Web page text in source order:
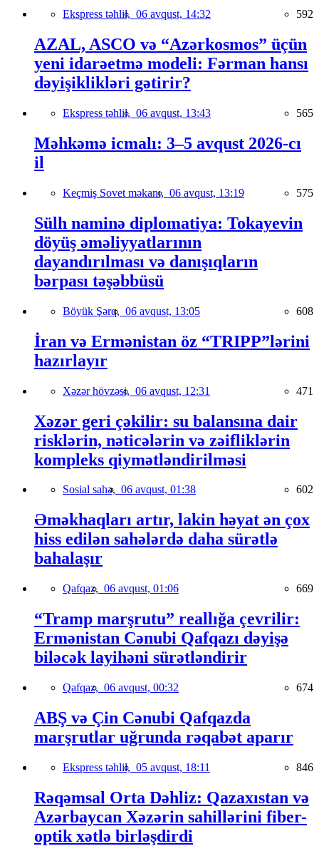
Ekspress təhlil, 06 avqust, 14:32 592
AZAL, ASCO və “Azərkosmos” üçün
yeni idarəetmə modeli: Fərman hansı
dəyişiklikləri gətirir?
Ekspress təhlil, 06 avqust, 13:43 565
Məhkəmə icmalı: 3–5 avqust 2026-cı
il
Keçmiş Sovet məkanı, 06 avqust, 13:19 575
Sülh naminə diplomatiya: Tokayevin
döyüş əməliyyatlarının
dayandırılması və danışıqların
bərpası təşəbbüsü
Böyük Şərq, 06 avqust, 13:05 608
İran və Ermənistan öz “TRIPP”lərini
hazırlayır
Xəzər hövzəsi, 06 avqust, 12:31 471
Xəzər geri çəkilir: su balansına dair
risklərin, nəticələrin və zəifliklərin
kompleks qiymətləndirilməsi
Sosial sahə, 06 avqust, 01:38 602
Əməkhaqları artır, lakin həyat ən çox
hiss edilən sahələrdə daha sürətlə
bahalaşır
Qafqaz, 06 avqust, 01:06 669
“Tramp marşrutu” reallığa çevrilir:
Ermənistan Cənubi Qafqazı dəyişə
biləcək layihəni sürətləndirir
Qafqaz, 06 avqust, 00:32 674
ABŞ və Çin Cənubi Qafqazda
marşrutlar uğrunda rəqabət aparır
Ekspress təhlil, 05 avqust, 18:11 846
Rəqəmsal Orta Dəhliz: Qazaxıstan və
Azərbaycan Xəzərin sahillərini fiber-
optik xətlə birləşdirdi